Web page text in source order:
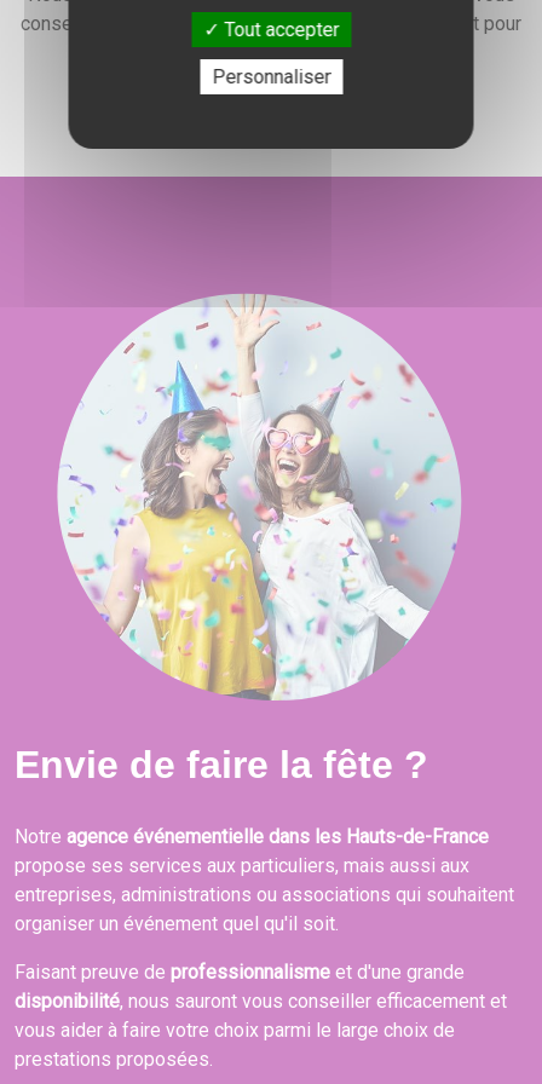
conseiller, vous renseigner et élaborer un devis gratuit pour
l'organisation de votre événement.
Envie de faire la fête ?
Notre agence événementielle dans les Hauts-de-France
propose ses services aux particuliers, mais aussi aux
entreprises, administrations ou associations qui souhaitent
organiser un événement quel qu'il soit.
Faisant preuve de professionnalisme et d'une grande
disponibilité, nous sauront vous conseiller efficacement et
vous aider à faire votre choix parmi le large choix de
prestations proposées.
Tout accepter
Personnaliser